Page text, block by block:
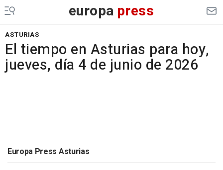
europa press
ASTURIAS
El tiempo en Asturias para hoy,
jueves, día 4 de junio de 2026
Europa Press Asturias